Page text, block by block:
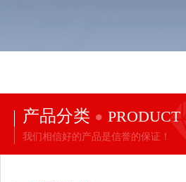
产品分类 PRODUCT
我们相信好的产品是信誉的保证！